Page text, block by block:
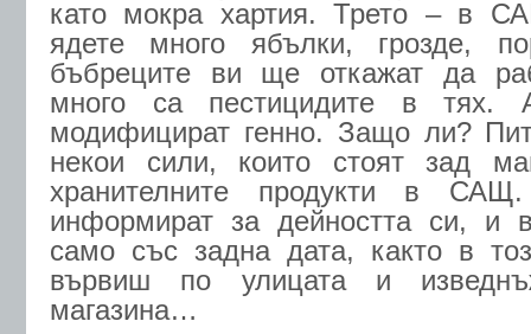
като мокра хартия. Трето – в
ядете много ябълки, грозде,
бъбреците ви ще откажат да
много са пестицидите в тях.
модифицират генно. Защо ли?
некои сили, които стоят зад
хранителните продукти в
информират за дейността си, и
само със задна дата, както в
вървиш по улицата и
магазина…